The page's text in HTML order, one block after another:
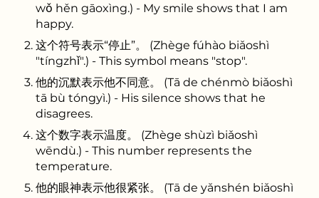
wǒ hěn gāoxìng.) - My smile shows that I am
happy.
这个符号表示“停止”。 (Zhège fúhào biǎoshì
"tíngzhǐ".) - This symbol means "stop".
他的沉默表示他不同意。 (Tā de chénmò biǎoshì
tā bù tóngyì.) - His silence shows that he
disagrees.
这个数字表示温度。 (Zhège shùzì biǎoshì
wēndù.) - This number represents the
temperature.
他的眼神表示他很紧张。 (Tā de yǎnshén biǎoshì